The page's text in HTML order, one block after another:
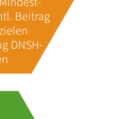
Beitrag
DNSH-